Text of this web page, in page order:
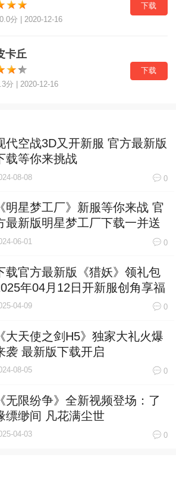
分 | 2020-12-16
下载
卡丘
分 | 2020-12-16
下载
代空战3D又开新服 官方最新版
载等你来挑战
08-08 0
《明星梦工厂》新服等你来战 官
最新版明星梦工厂下载一并送
06-01 0
载官方最新版《猎妖》领礼包
年04月12日开新服创角享福
04-09 0
《大天使之剑H5》独家大礼火爆
袭 最新版下载开启
08-05 0
《无限纷争》全新视频登场：了
缥缈间 凡花满尘世
04-03 0